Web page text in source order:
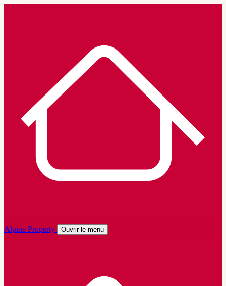
Alpine Property Ouvrir le menu